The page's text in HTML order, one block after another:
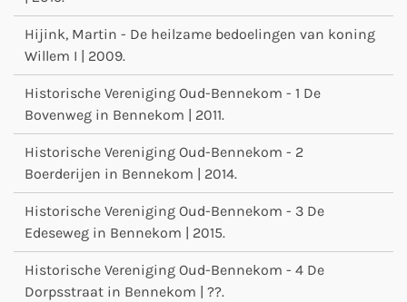
Hijink, Martin - De heilzame bedoelingen van koning
Willem I | 2009.
Historische Vereniging Oud-Bennekom - 1 De
Bovenweg in Bennekom | 2011.
Historische Vereniging Oud-Bennekom - 2
Boerderijen in Bennekom | 2014.
Historische Vereniging Oud-Bennekom - 3 De
Edeseweg in Bennekom | 2015.
Historische Vereniging Oud-Bennekom - 4 De
Dorpsstraat in Bennekom | ??.